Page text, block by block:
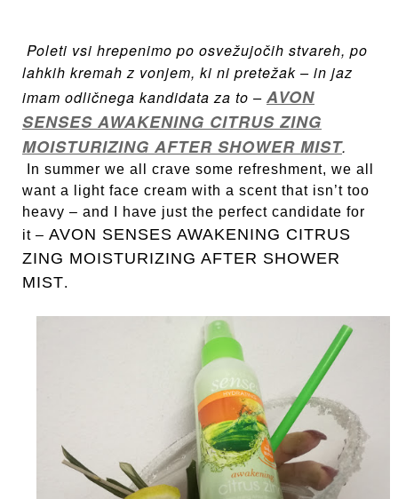
Poleti vsi hrepenimo po osvežujočih stvareh, po
lahkih kremah z vonjem, ki ni pretežak – in jaz
imam odličnega kandidata za to – AVON
SENSES AWAKENING CITRUS ZING
MOISTURIZING AFTER SHOWER MIST.
In summer we all crave some refreshment, we all
want a light face cream with a scent that isn’t too
heavy – and I have just the perfect candidate for
it – AVON SENSES AWAKENING CITRUS
ZING MOISTURIZING AFTER SHOWER
MIST.